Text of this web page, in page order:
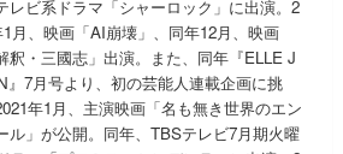
レビ系ドラマ「シャーロック」に出演。2
1月、映画「AI崩壊」、同年12月、映画
釈・三國志」出演。また、同年『ELLE J
』7月号より、初の芸能人連載企画に挑
年1月、主演映画「名も無き世界のエン
ル」が公開。同年、TBSテレビ7月期火曜